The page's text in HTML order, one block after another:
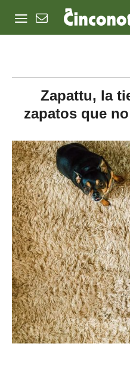
Zapattu, la
zapatos que